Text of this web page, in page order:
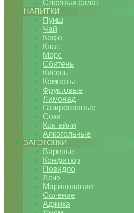
Слоеный салат
НАПИТКИ
Пунш
Чай
Кофе
Квас
Морс
Сбитень
Кисель
Компоты
Фруктовые
Лимонад
Газированные
Соки
Коктейли
Алкогольные
ЗАГОТОВКИ
Варенье
Конфитюр
Повидло
Лечо
Маринование
Соление
Аджика